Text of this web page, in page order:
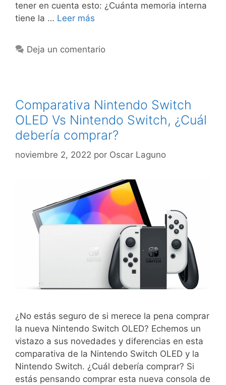
tener en cuenta esto: ¿Cuánta memoria interna
tiene la … Leer más
Deja un comentario
Comparativa Nintendo Switch
OLED Vs Nintendo Switch, ¿Cuál
debería comprar?
noviembre 2, 2022 por Oscar Laguno
¿No estás seguro de si merece la pena comprar
la nueva Nintendo Switch OLED? Echemos un
vistazo a sus novedades y diferencias en esta
comparativa de la Nintendo Switch OLED y la
Nintendo Switch. ¿Cuál debería comprar? Si
estás pensando comprar esta nueva consola de